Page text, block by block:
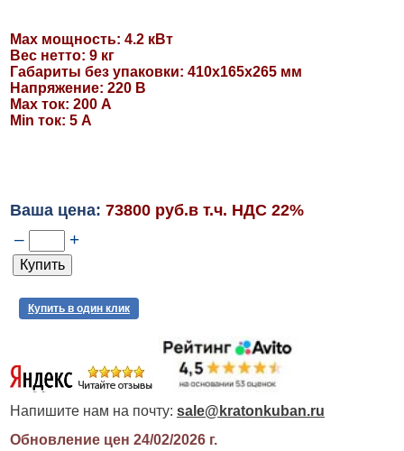
Max мощность: 4.2 кВт
Вес нетто: 9 кг
Габариты без упаковки: 410х165х265 мм
Напряжение: 220 В
Max ток: 200 А
Min ток: 5 А
Ваша цена: 73800 руб.в т.ч. НДС 22%
– +
Купить в один клик
Напишите нам на почту: sale@kratonkuban.ru
Обновление цен 24/02/2026г.